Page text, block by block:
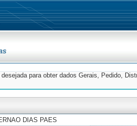
para obter dados Gerais, Pedido,
DIAS PAES